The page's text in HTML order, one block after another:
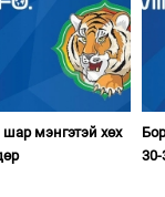
шар мэнгэтэй хөх